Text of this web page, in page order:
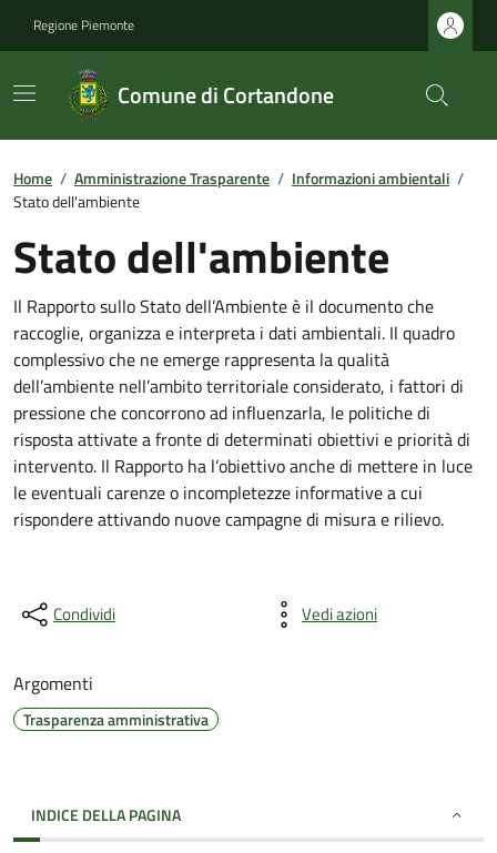
Regione Piemonte
Comune di Cortandone
Home / Amministrazione Trasparente / Informazioni ambientali /
Stato dell'ambiente
Stato dell'ambiente
Il Rapporto sullo Stato dell’Ambiente è il documento che
raccoglie, organizza e interpreta i dati ambientali. Il quadro
complessivo che ne emerge rappresenta la qualità
dell’ambiente nell’ambito territoriale considerato, i fattori di
pressione che concorrono ad influenzarla, le politiche di
risposta attivate a fronte di determinati obiettivi e priorità di
intervento. Il Rapporto ha l’obiettivo anche di mettere in luce
le eventuali carenze o incompletezze informative a cui
rispondere attivando nuove campagne di misura e rilievo.
Condividi Vedi azioni
Argomenti
Trasparenza amministrativa
INDICE DELLA PAGINA